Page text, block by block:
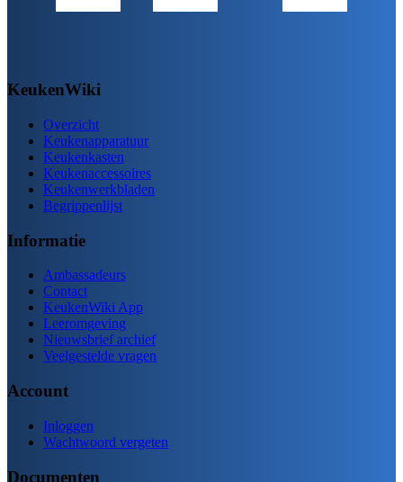
KeukenWiki
Overzicht
Keukenapparatuur
Keukenkasten
Keukenaccessoires
Keukenwerkbladen
Begrippenlijst
Informatie
Ambassadeurs
Contact
KeukenWiki App
Leeromgeving
Nieuwsbrief archief
Veelgestelde vragen
Account
Inloggen
Wachtwoord vergeten
Documenten